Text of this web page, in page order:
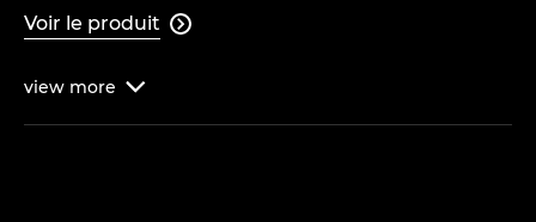
Voir le produit 
view more 